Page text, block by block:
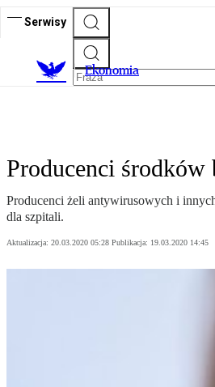
Serwisy
Ekonomia
Producenci
Producenci żeli antywirusowych i
dla szpitali.
Aktualizacja: 20.03.2020 05:28 Publikacja: 19.03.2020 14:45